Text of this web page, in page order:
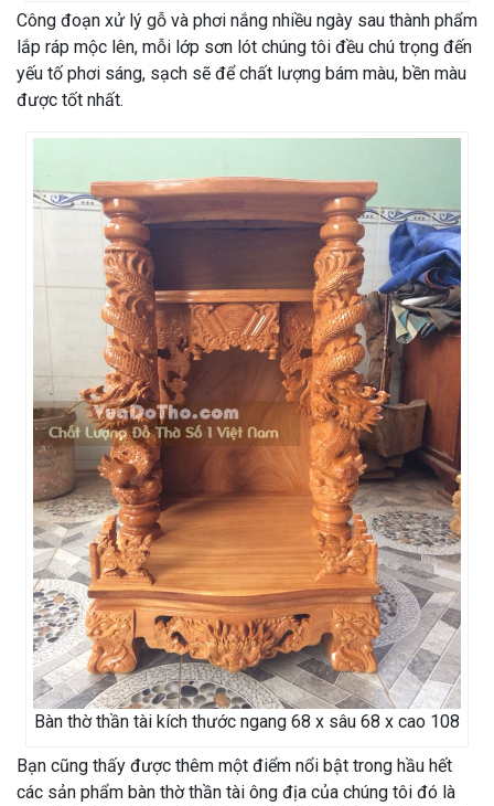
Công đoạn xử lý gỗ và phơi nắng nhiều ngày sau thành phẩm
lắp ráp mộc lên, mỗi lớp sơn lót chúng tôi đều chú trọng đến
yếu tố phơi sáng, sạch sẽ để chất lượng bám màu, bền màu
được tốt nhất.
Bàn thờ thần tài kích thước ngang 68 x sâu 68 x cao 108
Bạn cũng thấy được thêm một điểm nổi bật trong hầu hết
các sản phẩm bàn thờ thần tài ông địa của chúng tôi đó là